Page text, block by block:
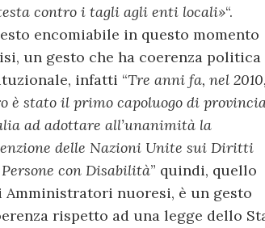
contro i tagli agli enti locali»“.
encomiabile in questo momento
un gesto che ha coerenza politica
infatti “Tre anni fa, nel 2010,
è stato il primo capoluogo di
ad adottare all’unanimità la
delle Nazioni Unite sui Diritti
con Disabilità” quindi, quello
Amministratori nuoresi, è un gesto
rispetto ad una legge dello